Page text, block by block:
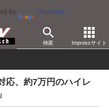
by Translate
検索 Impressサイト
ィオ その他
応、約7万円のハイレ